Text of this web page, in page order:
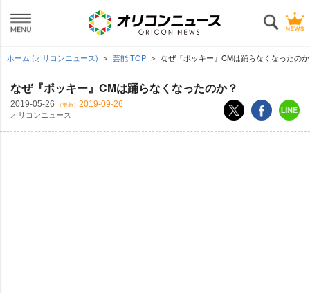
ホーム (オリコンニュース) 芸能 TOP なぜ『ポッキー』CMは踊らなくなったの
なぜ『ポッキー』CMは踊らなくなったのか？
2019-05-26 （更新） 2019-09-26
オリコンニュース